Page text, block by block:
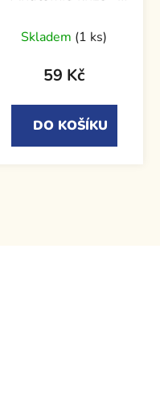
Vojěch Gibiš
Skladem (1 ks)
59 Kč
DO KOŠÍKU